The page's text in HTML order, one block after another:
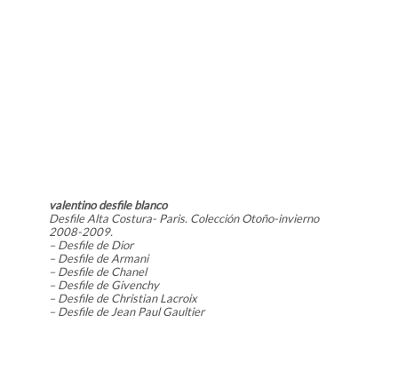
valentino desfile blanco
Desfile Alta Costura- Paris. Colección Otoño-invierno
2008-2009.
– Desfile de Dior
– Desfile de Armani
– Desfile de Chanel
– Desfile de Givenchy
– Desfile de Christian Lacroix
– Desfile de Jean Paul Gaultier